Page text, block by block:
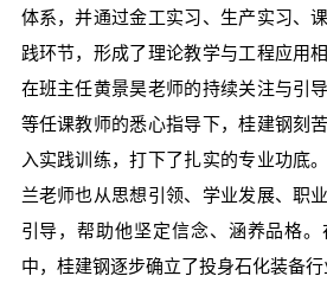
体系，并通过金工实习、生产实习、
践环节，形成了理论教学与工程应用
在班主任黄景昊老师的持续关注与引
等任课教师的悉心指导下，桂建钢刻
入实践训练，打下了扎实的专业功底
兰老师也从思想引领、学业发展、职
引导，帮助他坚定信念、涵养品格
中，桂建钢逐步确立了投身石化装备行